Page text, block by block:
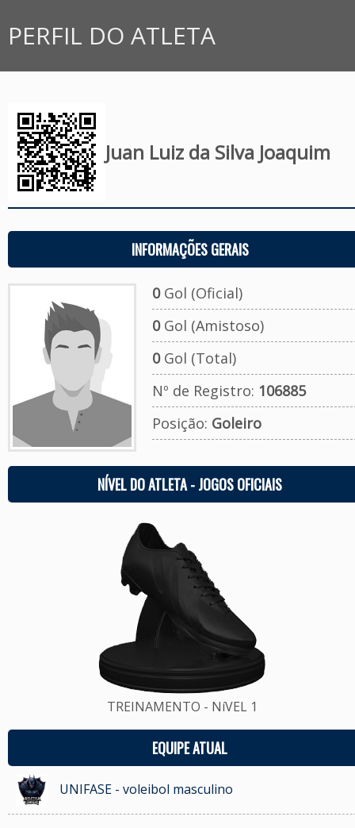
PERFIL DO ATLETA
Juan Luiz da Silva Joaquim
INFORMAÇÕES GERAIS
0Gol (Oficial)
0Gol (Amistoso)
0Gol (Total)
Nº de Registro: 106885
Posição: Goleiro
NÍVEL DO ATLETA - JOGOS OFICIAIS
TREINAMENTO - NíVEL 1
EQUIPE ATUAL
UNIFASE - voleibol masculino